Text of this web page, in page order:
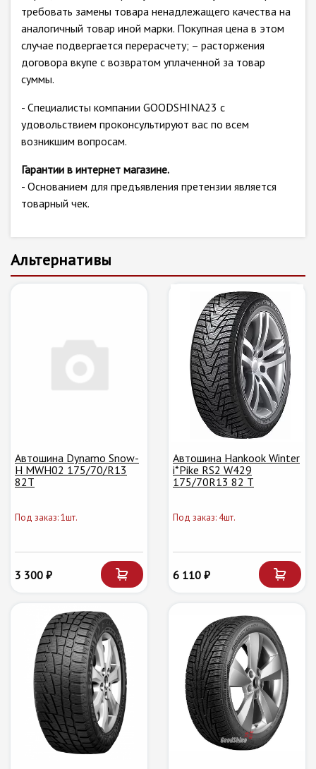
требовать замены товара ненадлежащего качества на
аналогичный товар иной марки. Покупная цена в этом
случае подвергается перерасчету; – расторжения
договора вкупе с возвратом уплаченной за товар
суммы.
- Специалисты компании GOODSHINA23 с
удовольствием проконсультируют вас по всем
возникшим вопросам.
Гарантии в интернет магазине.
- Основанием для предъявления претензии является
товарный чек.
Альтернативы
Автошина Dynamo Snow-
H MWH02 175/70/R13
82T
Под заказ: 1шт.
3 300 ₽
Автошина Hankook Winter
i*Pike RS2 W429
175/70R13 82 T
Под заказ: 4шт.
6 110 ₽